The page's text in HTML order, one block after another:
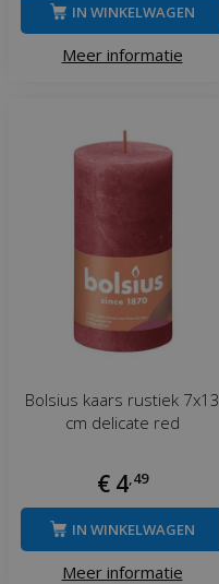
Meer informatie
IN WINKELWAGEN
Bolsius kaars rustiek 7x13
cm delicate red
€ 4 49
Meer informatie
IN WINKELWAGEN